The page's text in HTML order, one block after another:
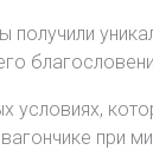
получили
условиях,
при